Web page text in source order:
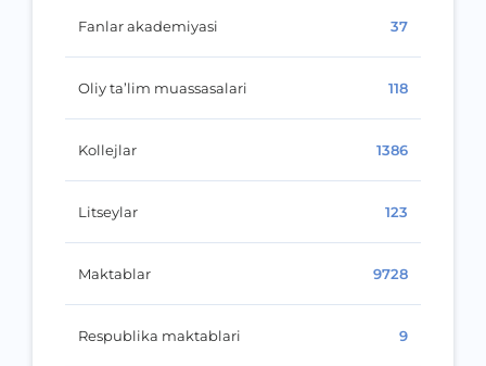
Fanlar akademiyasi 37
Oliy ta’lim muassasalari 118
Kollejlar 1386
Litseylar 123
Maktablar 9728
Respublika maktablari 9